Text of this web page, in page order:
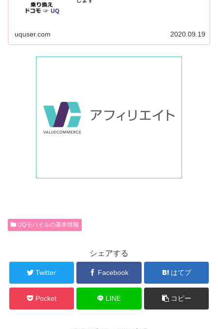
uquser.com 2020.09.19
UQモバイルの基本情報
シェアする
Twitter Facebook はてブ
Pocket LINE コピー